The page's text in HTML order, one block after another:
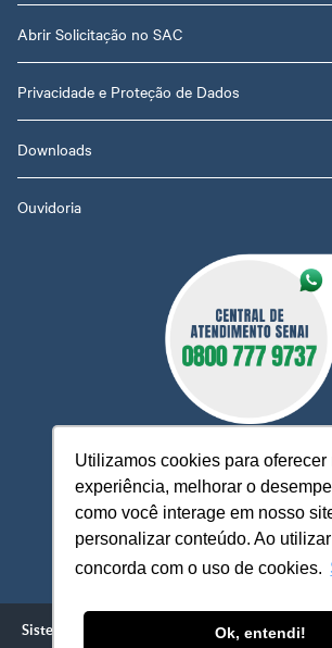
Utilizamos cookies para oferecer
experiência, melhorar o
como você interage em nosso
personalizar conteúdo. Ao
concorda com o uso de cookies.
Ok, entendi!
Abrir Solicitação no SAC
Privacidade e Proteção de Dados
Downloads
Ouvidoria
O Senai MT está à sua disposição,
dúvidas, receber reclamações, sugestões
visando sempre oferecer melhores
Sistema FIEMT / SENAI - Serviço Nacional de